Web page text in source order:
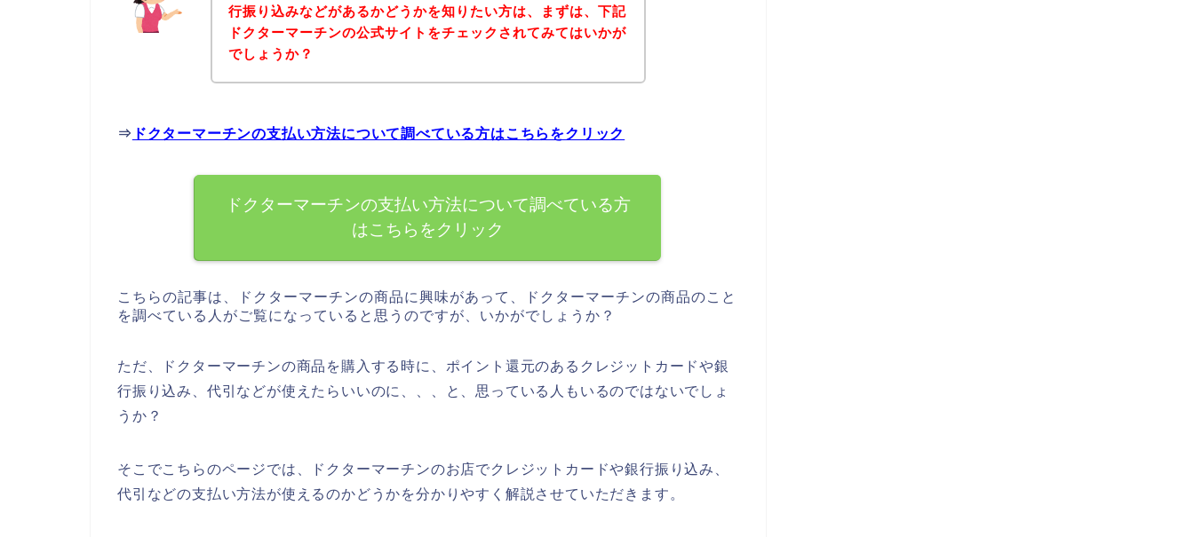
行振り込みなどがあるかどうかを知りたい方は、まずは、下記
ドクターマーチンの公式サイトをチェックされてみてはいかが
でしょうか？
⇒ ドクターマーチンの支払い方法について調べている方はこちらをクリック
ドクターマーチンの支払い方法について調べている方
はこちらをクリック
こちらの記事は、ドクターマーチンの商品に興味があって、ドクターマーチンの商品のこと
を調べている人がご覧になっていると思うのですが、いかがでしょうか？
ただ、ドクターマーチンの商品を購入する時に、ポイント還元のあるクレジットカードや銀
行振り込み、代引などが使えたらいいのに、、、と、思っている人もいるのではないでしょ
うか？
そこでこちらのページでは、ドクターマーチンのお店でクレジットカードや銀行振り込み、
代引などの支払い方法が使えるのかどうかを分かりやすく解説させていただきます。